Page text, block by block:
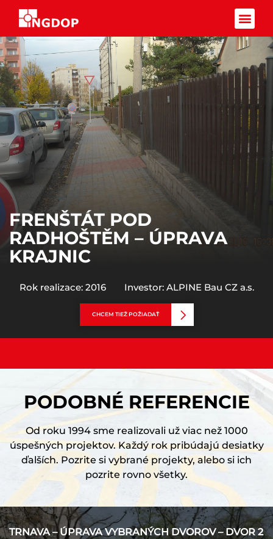
Rok realizace: 2016 Investor: ALPINE Bau CZ a.s.
FRENŠTÁT POD
RADHOŠTĚM – ÚPRAVA
KRAJNIC
CHCEM TIEŽ POŽIADAŤ
PODOBNÉ REFERENCIE
Od roku 1994 sme realizovali už viac než 1000
úspešných projektov. Každý rok pribúdajú desiatky
ďalších. Pozrite si vybrané projekty, alebo si ich
pozrite rovno všetky.
TRNAVA – ÚPRAVA VYBRANÝCH DVOROV – DVOR 2